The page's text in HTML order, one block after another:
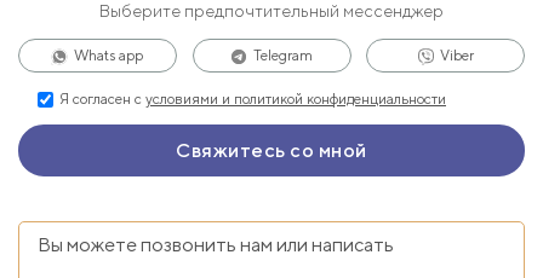
Выберите предпочтительный мессенджер
Whats app Telegram Viber
Я согласен с условиями и политикой конфиденциальности
Вы можете позвонить нам или написать